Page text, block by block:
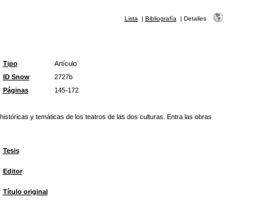
Lista | Bibliografía | Detalles
Tipo
Artículo
ID Snow
2727b
Páginas
145-172
y temáticas de los teatros de las dos culturas. Entra las obras
Tesis
Editor
Título original